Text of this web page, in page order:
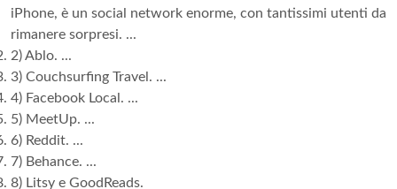
iPhone, è un social network enorme, con tantissimi utenti da
rimanere sorpresi. ...
2) Ablo. ...
3) Couchsurfing Travel. ...
4) Facebook Local. ...
5) MeetUp. ...
6) Reddit. ...
7) Behance. ...
8) Litsy e GoodReads.